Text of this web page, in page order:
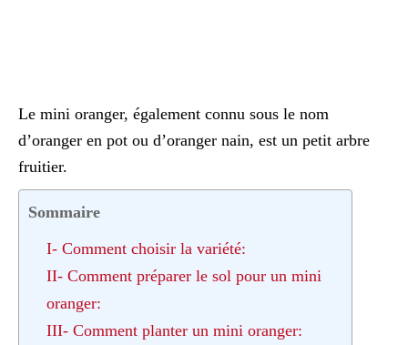
Le mini oranger, également connu sous le nom
d’oranger en pot ou d’oranger nain, est un petit arbre
fruitier.
Sommaire
I- Comment choisir la variété:
II- Comment préparer le sol pour un mini
oranger:
III- Comment planter un mini oranger: